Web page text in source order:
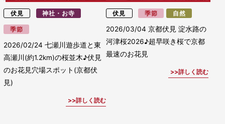
伏見 神社・お寺
季節
2026/02/24七瀬川遊歩道と東
高瀬川(約1.2km)の桜並木♪伏見
のお花見穴場スポット(京都伏
見)
詳しく読む
伏見 季節 自然
2026/03/04 京都伏見 淀水路の
河津桜2026♪超早咲き桜で京都
最速のお花見
詳しく読む